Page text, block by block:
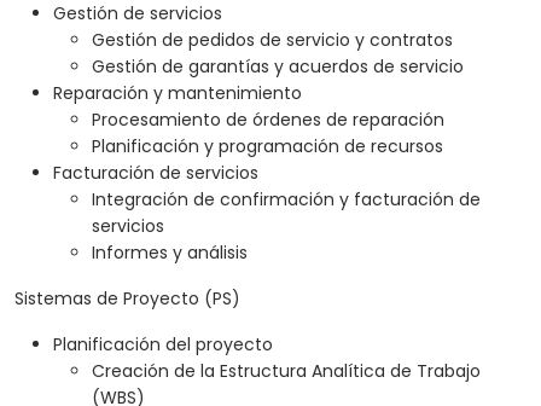
Gestión de servicios
Gestión de pedidos de servicio y contratos
Gestión de garantías y acuerdos de servicio
Reparación y mantenimiento
Procesamiento de órdenes de reparación
Planificación y programación de recursos
Facturación de servicios
Integración de confirmación y facturación de
servicios
Informes y análisis
Sistemas de Proyecto (PS)
Planificación del proyecto
Creación de la Estructura Analítica de Trabajo
(WBS)